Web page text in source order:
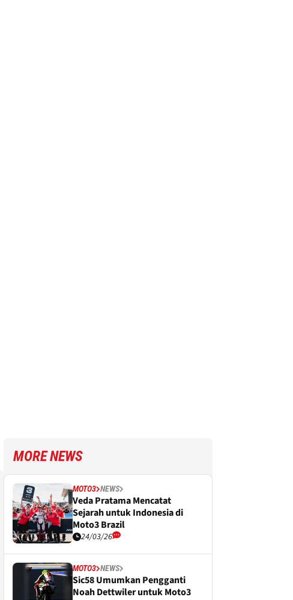
MORE NEWS
MOTO3 NEWS
Veda Pratama Mencatat
Sejarah untuk Indonesia di
Moto3 Brazil
24/03/26
MOTO3 NEWS
Sic58 Umumkan Pengganti
Noah Dettwiler untuk Moto3